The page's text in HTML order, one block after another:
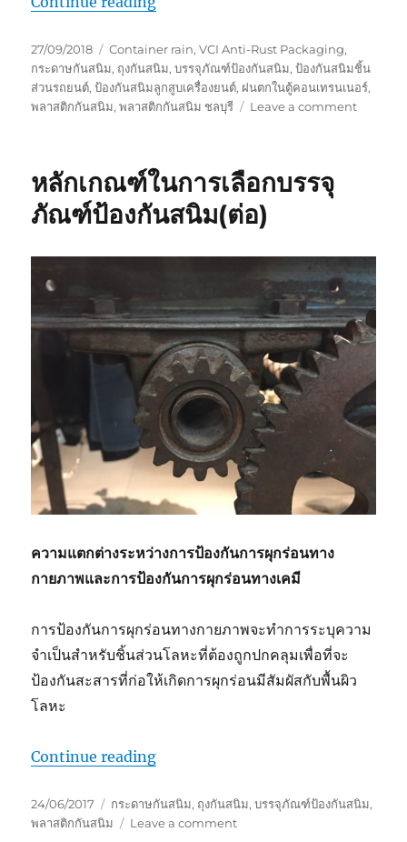
Posted
on
27/09/2018 Tags
Container rain,VCI Anti-Rust Packaging,
กระดาษกันสนิม, ถุงกันสนิม,บรรจุภัณฑ์ป้องกันสนิม,ป้องกันสนิมชิ้น
ส่วนรถยนต์,ป้องกันสนิมลูกสูบเครื่องยนต์, ฝนตกในตู้คอนเทรนเนอร์,
พลาสติกกันสนิม,พลาสติกกันสนิม ชลบุรี Leave a commenton
หลักเกณฑ์ในการเลือกบรรจุ
ภัณฑ์ป้องกันสนิม(ต่อ)
ความแตกต่างระหว่างการป้องกันการผุกร่อนทาง
กายภาพและการป้องกันการผุกร่อนทางเคมี
การป้องกันการผุกร่อนทางกายภาพจะทำการระบุความ
จำเป็นสำหรับชิ้นส่วนโลหะที่ต้องถูกปกคลุมเพื่อที่จะ
ป้องกันสะสารที่ก่อให้เกิดการผุกร่อนมีสัมผัสกับพื้นผิว
โลหะ
Continue reading“หลักเกณฑ์ในการเลือกบรรจุภัณฑ์ป้อ
Posted
on
24/06/2017 Tags
กระดาษกันสนิม, ถุงกันสนิม,บรรจุภัณฑ์ป้องกันสนิม,
พลาสติกกันสนิม
Leave a commenton